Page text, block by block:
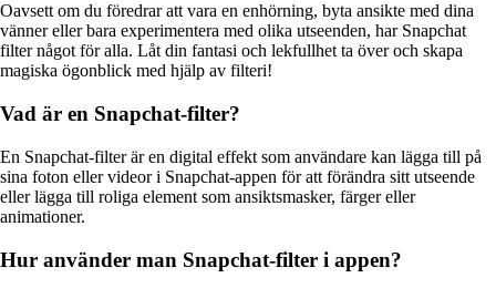
Oavsett om du föredrar att vara en enhörning, byta ansikte med dina
vänner eller bara experimentera med olika utseenden, har Snapchat
filter något för alla. Låt din fantasi och lekfullhet ta över och skapa
magiska ögonblick med hjälp av filteri!
Vad är en Snapchat-filter?
En Snapchat-filter är en digital effekt som användare kan lägga till på
sina foton eller videor i Snapchat-appen för att förändra sitt utseende
eller lägga till roliga element som ansiktsmasker, färger eller
animationer.
Hur använder man Snapchat-filter i appen?